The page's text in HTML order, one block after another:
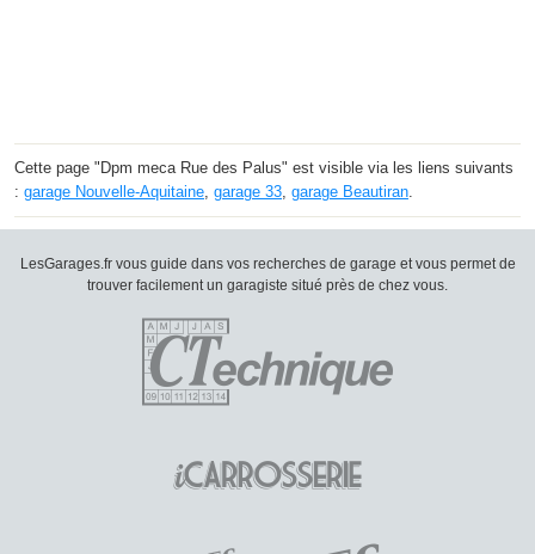
Cette page "Dpm meca Rue des Palus" est visible via les liens suivants
: garage Nouvelle-Aquitaine, garage 33, garage Beautiran.
LesGarages.fr vous guide dans vos recherches de garage et vous permet de
trouver facilement un garagiste situé près de chez vous.